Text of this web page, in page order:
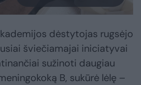
dėstytojas rugsėjo
šviečiamajai iniciatyvai
sužinoti daugiau
B, sukūrė lėlę –